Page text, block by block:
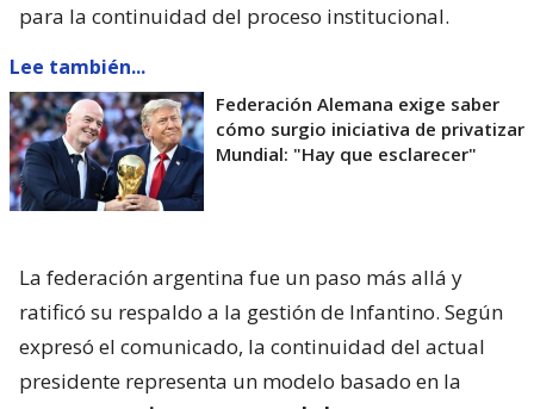
para la continuidad del proceso institucional.
Lee también...
Federación Alemana exige saber
cómo surgio iniciativa de privatizar
Mundial: "Hay que esclarecer"
La federación argentina fue un paso más allá y
ratificó su respaldo a la gestión de Infantino. Según
expresó el comunicado, la continuidad del actual
presidente representa un modelo basado en la